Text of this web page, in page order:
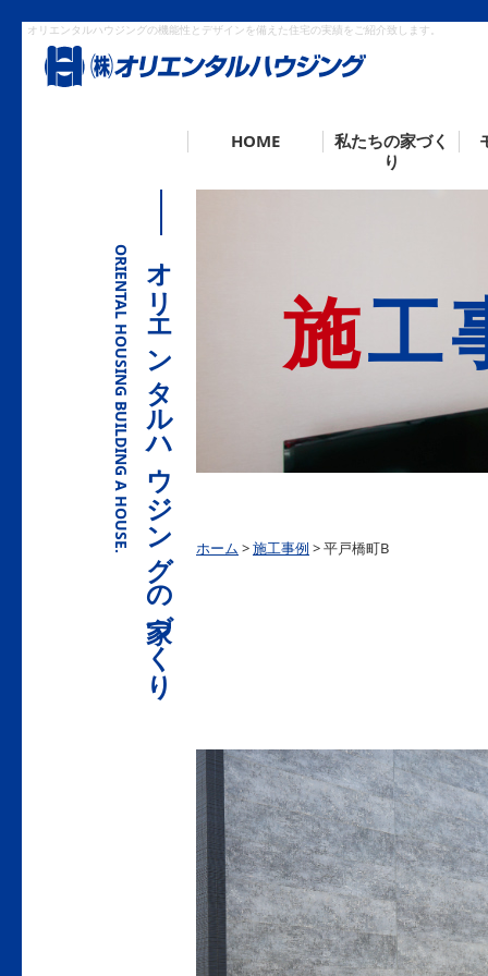
オリエンタルハウジングの機能性とデザインを備えた住宅の実績をご紹介致します。
HOME
私たちの家づく
り
オリエンタルハウジングの家づくり
ORIENTAL HOUSING BUILDING A HOUSE. 施
ホーム >施工事例 >平戸橋町B